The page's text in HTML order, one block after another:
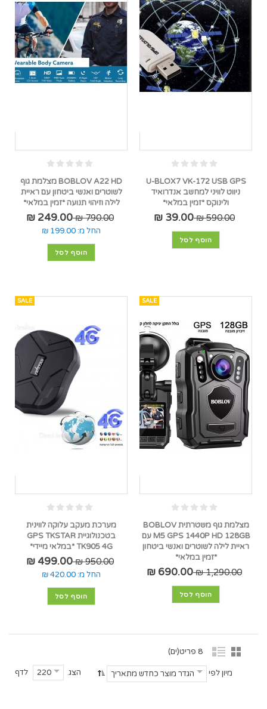
U-BLOX7 VK-172 USB GPS
ניווט לוויני למחשב אנדרואיד
ולינוקס *זמין במלאי*
590.00 ₪
39.00 ₪
הוסף לסל
BOBLOV A22 HD מצלמת גוף
לשוטרים ואנשי ביטחון עם ראיית
לילה וזיהוי תנועה *זמין במלאי*
790.00 ₪
249.00 ₪
החל מ: 199.00 ₪
הוסף לסל
SALE
מצלמת גוף משטרתית BOBLOV
M5 GPS 1440P HD 128GB עם
ראיית לילה לשוטרים ואנשי ביטחון
*זמין במלאי*
1,290.00 ₪
690.00 ₪
הוסף לסל
SALE
מערכת מעקב עלוקה לווינית
בטכנולוגיית GPS TKSTAR
TK905 4G *במלאי מיידי*
950.00 ₪
499.00 ₪
החל מ: 420.00 ₪
הוסף לסל
8 פריט(ים)
הצג 220 לדף מיון לפי הגדר מוצר כחדש מתאריך